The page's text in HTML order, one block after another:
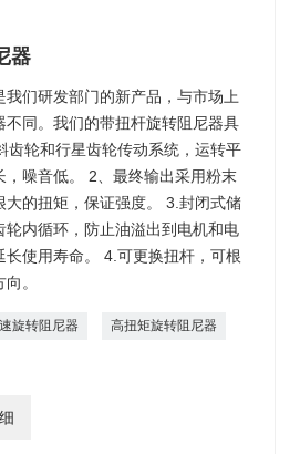
器
们研发部门的新产品，与市场上
不同。我们的带扭杆旋转阻尼器具
齿轮和行星齿轮传动系统，运转平
，噪音低。 2、最终输出采用粉末
大的扭矩，保证强度。 3.封闭式储
轮内循环，防止油溢出到电机和电
长使用寿命。 4.可更换扭杆，可根
。
旋转阻尼器 高扭矩旋转阻尼器